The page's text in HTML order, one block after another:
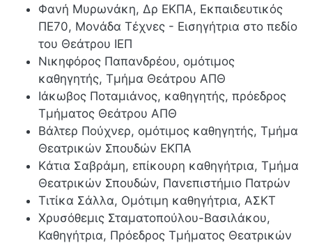
Φανή Μυρωνάκη, Δρ ΕΚΠΑ, Εκπαιδευτικός
ΠΕ70, Μονάδα Τέχνες - Εισηγήτρια στο πεδίο
του Θεάτρου ΙΕΠ
Νικηφόρος Παπανδρέου, ομότιμος
καθηγητής, Τμήμα Θεάτρου ΑΠΘ
Ιάκωβος Ποταμιάνος, καθηγητής, πρόεδρος
Τμήματος Θεάτρου ΑΠΘ
Βάλτερ Πούχνερ, ομότιμος καθηγητής, Τμήμα
Θεατρικών Σπουδών ΕΚΠΑ
Kάτια Σαβράμη, επίκουρη καθηγήτρια, Τμήμα
Θεατρικών Σπουδών, Πανεπιστήμιο Πατρών
Τιτίκα Σάλλα, Ομότιμη καθηγήτρια, ΑΣΚΤ
Χρυσόθεμις Σταματοπούλου-Βασιλάκου,
Καθηγήτρια, Πρόεδρος Τμήματος Θεατρικών